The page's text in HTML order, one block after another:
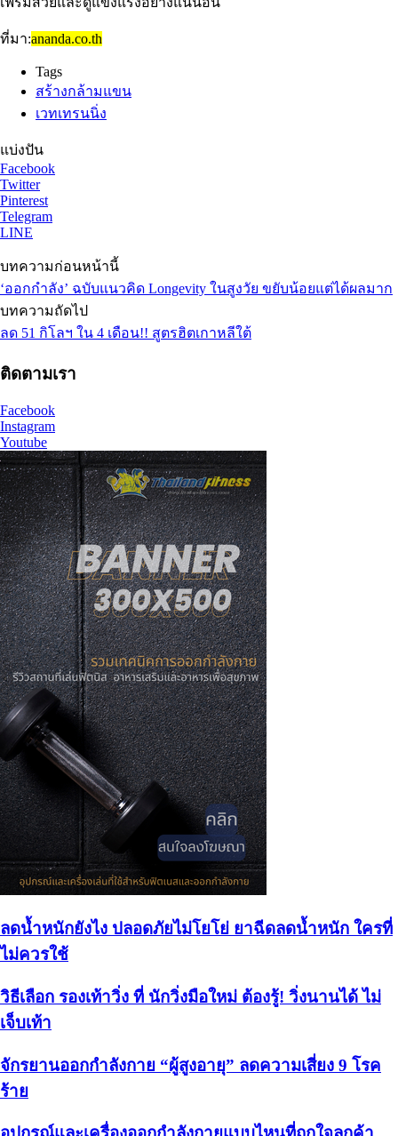
ที่มา:ananda.co.th
Tags
สร้างกล้ามแขน
เวทเทรนนิ่ง
แบ่งปัน
Facebook
Twitter
Pinterest
Telegram
LINE
บทความก่อนหน้านี้
‘ออกกำลัง’ ฉบับแนวคิด Longevity ในสูงวัย ขยับน้อยแต่ได้ผลมาก
บทความถัดไป
ลด 51 กิโลฯ ใน 4 เดือน!! สูตรฮิตเกาหลีใต้
ติดตามเรา
Facebook
Instagram
Youtube
ลดน้ำหนักยังไง ปลอดภัยไม่โยโย่ ยาฉีดลดน้ำหนัก ใครที่
ไม่ควรใช้
วิธีเลือก รองเท้าวิ่ง ที่ นักวิ่งมือใหม่ ต้องรู้! วิ่งนานได้ ไม่
เจ็บเท้า
จักรยานออกกำลังกาย “ผู้สูงอายุ” ลดความเสี่ยง 9 โรค
ร้าย